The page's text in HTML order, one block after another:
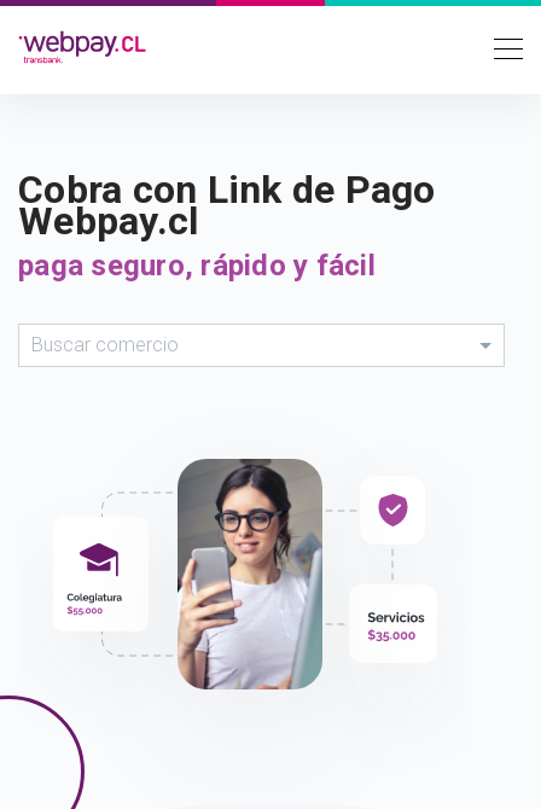
Cobra con Link de Pago
Webpay.cl
paga seguro, rápido y fácil
Buscar comercio